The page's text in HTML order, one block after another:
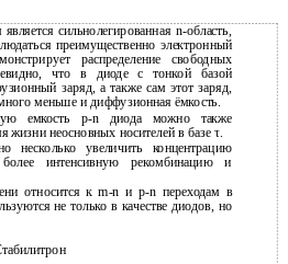
сильнолегированная n-область,
преимущественно электронный
распределение свободных
что в диоде с тонкой базой
заряд, а также сам этот заряд,
меньше и диффузионная ёмкость.
емкость p-n диода можно также
неосновных носителей в базе τ.
несколько увеличить концентрацию
интенсивную рекомбинацию и
относится к m-n и p-n переходам в
не только в качестве диодов, но